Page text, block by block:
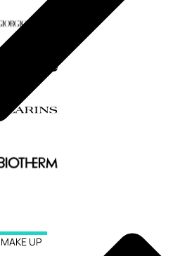
MAKE UP